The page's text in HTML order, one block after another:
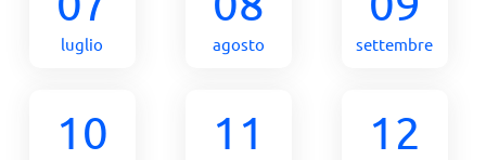
luglio agosto settembre
10 11 12